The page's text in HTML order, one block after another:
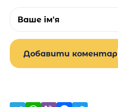
Добавити коментар